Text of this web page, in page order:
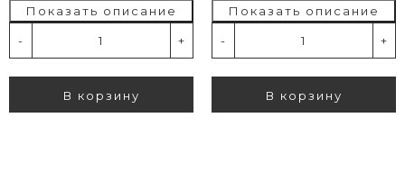
Показать описание
- +
В корзину
Показать описание
- +
В корзину